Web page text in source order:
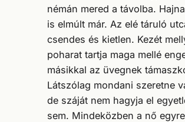
némán mered a távolba.
is elmúlt már. Az elé táruló
csendes és kietlen. Kezét
poharat tartja maga mellé
másikkal az üvegnek
Látszólag mondani szeretne
de száját nem hagyja el
sem. Mindeközben a nő egyre